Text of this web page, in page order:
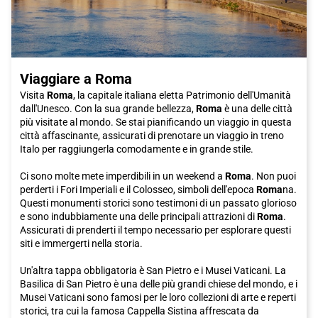
e autentica, Bolzano è la scelta perfetta. Con la sua storia ricca,
la sua deliziosa cucina e la sua bellezza naturale, Bolzano ti
offre un'esperienza indimenticabile. Ti consiglio vivamente di
prendere il treno Italo per raggiungere questa splendida città e
acquista subito il tuo biglietto Italo per Bolzano e preparati a
vivere una vacanza da sogno.
Viaggiare a Roma
Visita Roma, la capitale italiana eletta Patrimonio dell'Umanità
dall'Unesco. Con la sua grande bellezza,Roma è una delle città
più visitate al mondo. Se stai pianificando un viaggio in questa
città affascinante, assicurati di prenotare un viaggio in treno
Italo per raggiungerla comodamente e in grande stile.
Ci sono molte mete imperdibili in un weekend a Roma. Non puoi
perderti i Fori Imperiali e il Colosseo, simboli dell'epoca Romana.
Questi monumenti storici sono testimoni di un passato glorioso
e sono indubbiamente una delle principali attrazioni diRoma.
Assicurati di prenderti il tempo necessario per esplorare questi
siti e immergerti nella storia.
Un'altra tappa obbligatoria è San Pietro e i Musei Vaticani. La
Basilica di San Pietro è una delle più grandi chiese del mondo, e i
Musei Vaticani sono famosi per le loro collezioni di arte e reperti
storici, tra cui la famosa Cappella Sistina affrescata da